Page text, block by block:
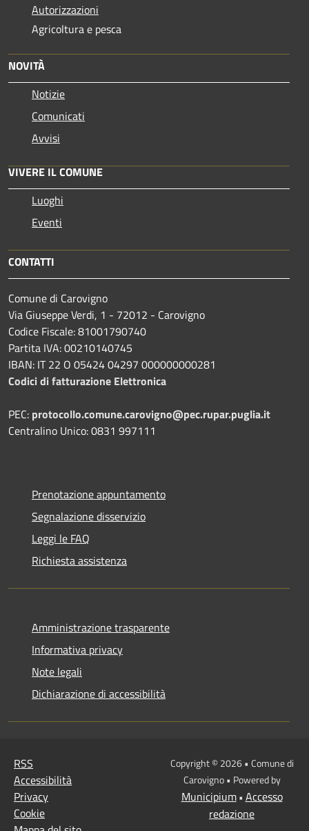
Autorizzazioni
Agricoltura e pesca
NOVITÀ
Notizie
Comunicati
Avvisi
VIVERE IL COMUNE
Luoghi
Eventi
CONTATTI
Comune di Carovigno
Via Giuseppe Verdi, 1 - 72012 - Carovigno
Codice Fiscale: 81001790740
Partita IVA: 00210140745
IBAN: IT 22 O 05424 04297 000000000281
Codici di fatturazione Elettronica
PEC: protocollo.comune.carovigno@pec.rupar.puglia.it
Centralino Unico: 0831 997111
Prenotazione appuntamento
Segnalazione disservizio
Leggi le FAQ
Richiesta assistenza
Amministrazione trasparente
Informativa privacy
Note legali
Dichiarazione di accessibilità
RSS
Accessibilità
Privacy
Cookie
Copyright © 2026 • Comune di
Carovigno • Powered by
Municipium• Accesso
redazione